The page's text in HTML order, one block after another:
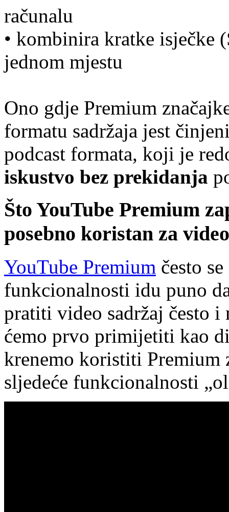
računalu
• kombinira kratke isječke
jednom mjestu
Ono gdje Premium
formatu sadržaja jest
podcast formata, koji je
iskustvo bez prekidanja
Što YouTube Premium
posebno koristan za
YouTube Premium često
funkcionalnosti idu puno
pratiti video sadržaj često i
ćemo prvo primijetiti kao
krenemo koristiti Premium
sljedeće funkcionalnosti